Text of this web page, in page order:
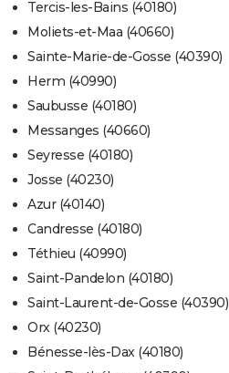
Tercis-les-Bains (40180)
Moliets-et-Maa (40660)
Sainte-Marie-de-Gosse (40390)
Herm (40990)
Saubusse (40180)
Messanges (40660)
Seyresse (40180)
Josse (40230)
Azur (40140)
Candresse (40180)
Téthieu (40990)
Saint-Pandelon (40180)
Saint-Laurent-de-Gosse (40390)
Orx (40230)
Bénesse-lès-Dax (40180)